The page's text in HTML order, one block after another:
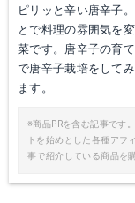
ピリッと辛い唐辛子
とで料理の雰囲気を
菜です。唐辛子の育
で唐辛子栽培をして
ます。
※商品PRを含む記事です
トを始めとした各種アフ
事で紹介している商品を